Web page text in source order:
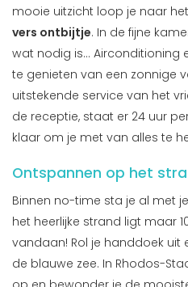
mooie uitzicht loop je naar
vers ontbijtje. In de fijne
wat nodig is... Airconditioning
te genieten van een zonnige
uitstekende service van het
de receptie, staat er 24 uur
klaar om je met van alles te
Ontspannen op het
Binnen no-time sta je al met
het heerlijke strand ligt maar
vandaan! Rol je handdoek uit
de blauwe zee. In Rhodos-